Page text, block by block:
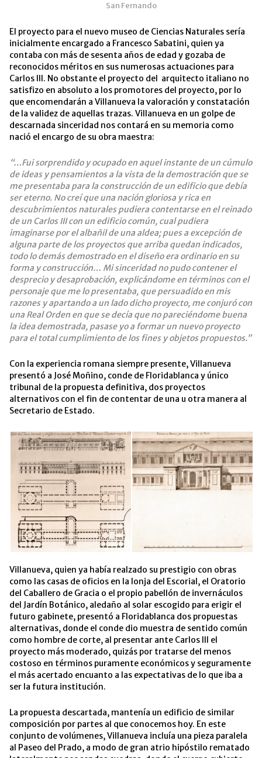
San Fernando
El proyecto para el nuevo museo de Ciencias Naturales sería
inicialmente encargado a Francesco Sabatini, quien ya
contaba con más de sesenta años de edad y gozaba de
reconocidos méritos en sus numerosas actuaciones para
Carlos III. No obstante el proyecto del arquitecto italiano no
satisfizo en absoluto a los promotores del proyecto, por lo
que encomendarán a Villanueva la valoración y constatación
de la validez de aquellas trazas. Villanueva en un golpe de
descarnada sinceridad nos contará en su memoria como
nació el encargo de su obra maestra:
“…Fui sorprendido y ocupado en aquel instante de un cúmulo
de ideas y pensamientos a la vista de la demostración que se
me presentaba para la construcción de un edificio que debía
ser eterno. No creí que una nación gloriosa y rica en
descubrimientos naturales pudiera contentarse en el reinado
de un Carlos III con un edificio común, cual pudiera
imaginarse por el albañil de una aldea; pues a excepción de
alguna parte de los proyectos que arriba quedan indicados,
todo lo demás demostrado en el diseño era ordinario en su
forma y construcción… Mi sinceridad no pudo contener el
desprecio y desaprobación, explicándome en términos con el
personaje que me lo presentaba, que persuadido en mis
razones y apartando a un lado dicho proyecto, me conjuró con
una Real Orden en que se decía que no pareciéndome buena
la idea demostrada, pasase yo a formar un nuevo proyecto
para el total cumplimiento de los fines y objetos propuestos.”
Con la experiencia romana siempre presente, Villanueva
presentó a José Moñino, conde de Floridablanca y único
tribunal de la propuesta definitiva, dos proyectos
alternativos con el fin de contentar de una u otra manera al
Secretario de Estado.
Villanueva, quien ya había realzado su prestigio con obras
como las casas de oficios en la lonja del Escorial, el Oratorio
del Caballero de Gracia o el propio pabellón de invernáculos
del Jardín Botánico, aledaño al solar escogido para erigir el
futuro gabinete, presentó a Floridablanca dos propuestas
alternativas, donde el conde dio muestra de sentido común
como hombre de corte, al presentar ante Carlos III el
proyecto más moderado, quizás por tratarse del menos
costoso en términos puramente económicos y seguramente
el más acertado encuanto a las expectativas de lo que iba a
ser la futura institución.
La propuesta descartada, mantenía un edificio de similar
composición por partes al que conocemos hoy. En este
conjunto de volúmenes, Villanueva incluía una pieza paralela
al Paseo del Prado, a modo de gran atrio hipóstilo rematado